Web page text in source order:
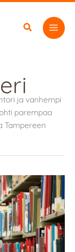
ja vanhempi
parempaa
Tampereen